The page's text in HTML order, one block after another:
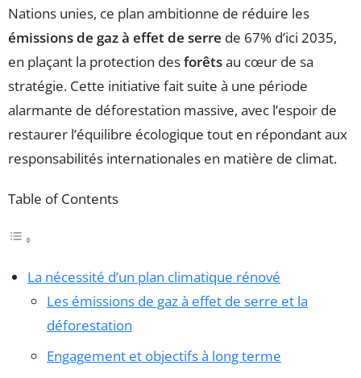
Nations unies, ce plan ambitionne de réduire les
émissions de gaz à effet de serre de 67% d’ici 2035,
en plaçant la protection desforêtsau cœur de sa
stratégie. Cette initiative fait suite à une période
alarmante de déforestation massive, avec l’espoir de
restaurer l’équilibre écologique tout en répondant aux
responsabilités internationales en matière de climat.
Table of Contents
La nécessité d’un plan climatique rénové
Les émissions de gaz à effet de serre et la
déforestation
Engagement et objectifs à long terme